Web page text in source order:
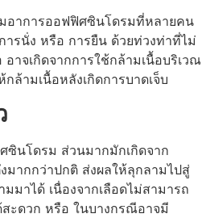
อาการออฟฟิศซินโดรมที่หลายคน
ารนั่ง หรือ การยืน ด้วยท่วงท่าที่ไม่
อาจเกิดจากการใช้กล้ามเนื้อบริเวณ
ล้ามเนื้อหลังเกิดการบาดเจ็บ
ซินโดรม ส่วนมากมักเกิดจาก
ากกว่าปกติ ส่งผลให้ลุกลามไปสู่
มาได้ เนื่องจากเลือดไม่สามารถ
สะดวก หรือ ในบางกรณีอาจมี